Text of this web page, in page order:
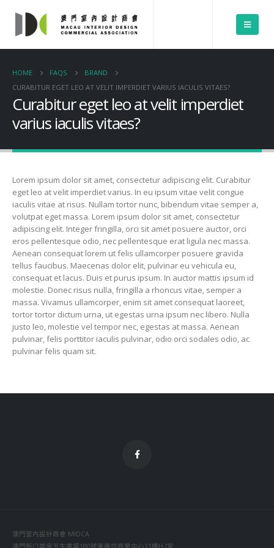
HOME FAQS
BRAND
CURABITUR EGET LEO AT VELIT IMPERDIET VARIUS IACULIS VITAES?
Curabitur eget leo at velit imperdiet
varius iaculis vitaes?
Lorem ipsum dolor sit amet, consectetur adipiscing elit. Curabitur
eget leo at velit imperdiet varius. In eu ipsum vitae velit congue
iaculis vitae at risus. Nullam tortor nunc, bibendum vitae semper a,
volutpat eget massa. Lorem ipsum dolor sit amet, consectetur
adipiscing elit. Integer fringilla, orci sit amet posuere auctor, orci
eros pellentesque odio, nec pellentesque erat ligula nec massa.
Aenean consequat lorem ut felis ullamcorper posuere gravida
tellus faucibus. Maecenas dolor elit, pulvinar eu vehicula eu,
consequat et lacus. Duis et purus ipsum. In auctor mattis ipsum id
molestie. Donec risus nulla, fringilla a rhoncus vitae, semper a
massa. Vivamus ullamcorper, enim sit amet consequat laoreet,
tortor tortor dictum urna, ut egestas urna ipsum nec libero. Nulla
justo leo, molestie vel tempor nec, egestas at massa. Aenean
pulvinar, felis porttitor iaculis pulvinar, odio orci sodales odio, ac
pulvinar felis quam sit.
澳門室內設計商會 MIDCA